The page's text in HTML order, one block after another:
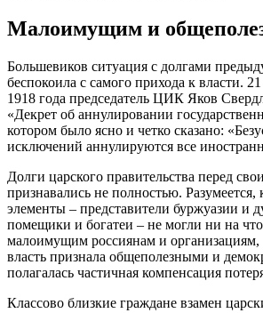
Малоимущим и
Большевиков ситуация с долгами
беспокоила с самого прихода к власти.
1918 года председатель ЦИК Яков
«Декрет об аннулировании
котором было ясно и четко сказано:
исключений аннулируются все
Долги царского правительства перед
признавались не полностью. Разумеется,
элементы – представители буржуазии и
помещики и богатеи – не могли ни на
малоимущим россиянам и организациям,
власть признала общеполезными и
полагалась частичная компенсация
Классово близкие граждане взамен